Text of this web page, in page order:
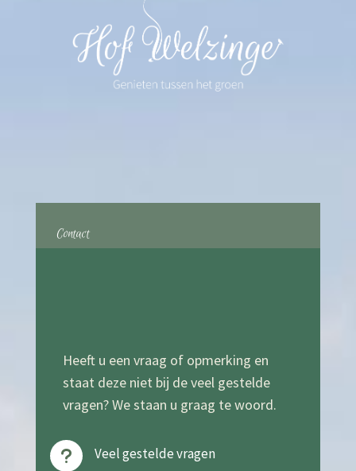
Contact
Heeft u een vraag of opmerking en
staat deze niet bij de veel gestelde
vragen? We staan u graag te woord.
u Veel gestelde vragen